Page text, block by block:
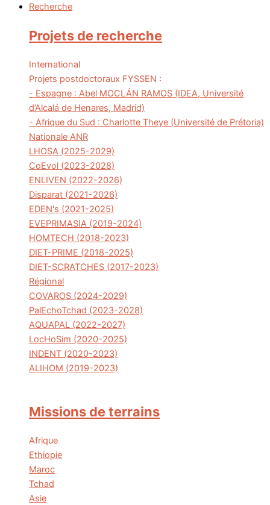
Recherche
Projets de recherche
International
Projets postdoctoraux FYSSEN :
- Espagne : Abel MOCLÁN RAMOS (IDEA, Université
d’Alcalá de Henares, Madrid)
- Afrique du Sud : Charlotte Theye (Université de Prétoria)
Nationale ANR
LHOSA (2025-2029)
CoEvol (2023-2028)
ENLIVEN (2022-2026)
Disparat (2021-2026)
EDEN's (2021-2025)
EVEPRIMASIA (2019-2024)
HOMTECH (2018-2023)
DIET-PRIME (2018-2025)
DIET-SCRATCHES (2017-2023)
Régional
COVAROS (2024-2029)
PalEchoTchad (2023-2028)
AQUAPAL (2022-2027)
LocHoSim (2020-2025)
INDENT (2020-2023)
ALIHOM (2019-2023)
Missions de terrains
Afrique
Ethiopie
Maroc
Tchad
Asie